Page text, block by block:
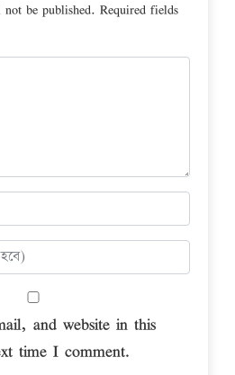
be published. Required fields
and website in this
time I comment.